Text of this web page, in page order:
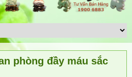
phòng đầy máu sắc